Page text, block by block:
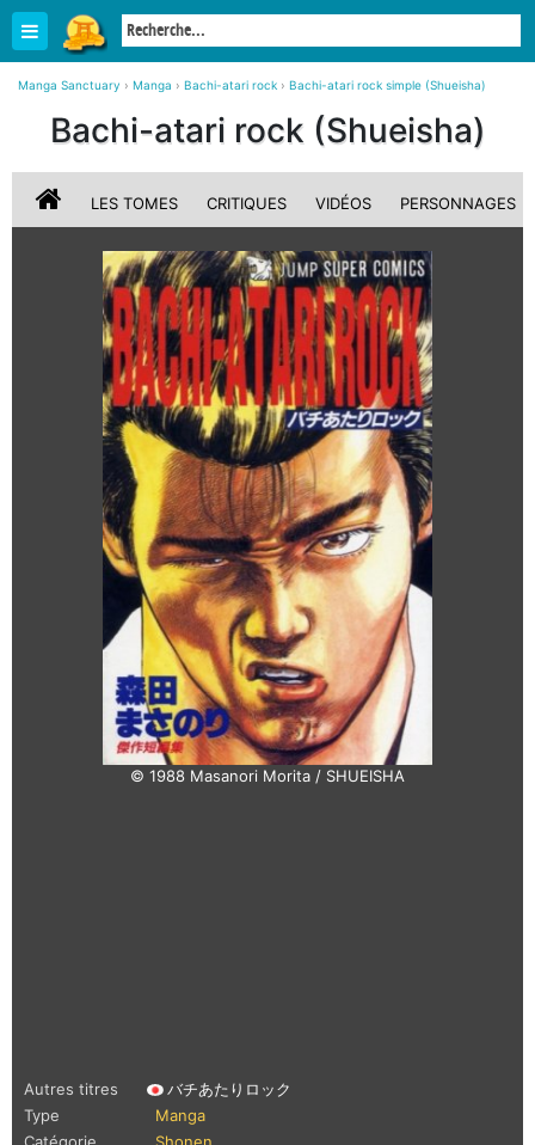
Manga Sanctuary › Manga › Bachi-atari rock › Bachi-atari rock simple (Shueisha)
Bachi-atari rock (Shueisha)
LES TOMES CRITIQUES VIDÉOS PERSONNAGES
© 1988 Masanori Morita / SHUEISHA
Autres titres
バチあたりロック
Type
Manga
Catégorie
Shonen